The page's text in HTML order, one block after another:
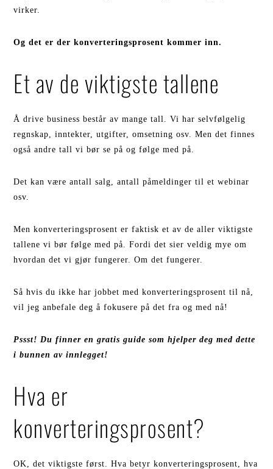
virker.
Og det er der konverteringsprosent kommer inn.
Et av de viktigste tallene
Å drive business består av mange tall. Vi har selvfølgelig
regnskap, inntekter, utgifter, omsetning osv. Men det finnes
også andre tall vi bør se på og følge med på.
Det kan være antall salg, antall påmeldinger til et webinar
osv.
Men konverteringsprosent er faktisk et av de aller viktigste
tallene vi bør følge med på. Fordi det sier veldig mye om
hvordan det vi gjør fungerer. Om det fungerer.
Så hvis du ikke har jobbet med konverteringsprosent til nå,
vil jeg anbefale deg å fokusere på det fra og med nå!
Pssst! Du finner en gratis guide som hjelper deg med dette
i bunnen av innlegget!
Hva er
konverteringsprosent?
OK, det viktigste først. Hva betyr konverteringsprosent, hva